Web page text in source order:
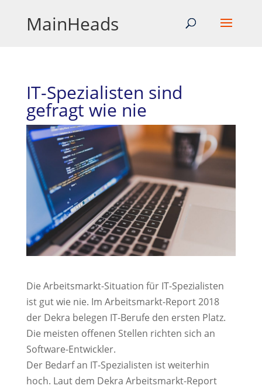
MainHeads
IT-Spezialisten sind
gefragt wie nie
Die Arbeitsmarkt-Situation für IT-Spezialisten
ist gut wie nie. Im Arbeitsmarkt-Report 2018
der Dekra belegen IT-Berufe den ersten Platz.
Die meisten offenen Stellen richten sich an
Software-Entwickler.
Der Bedarf an IT-Spezialisten ist weiterhin
hoch. Laut dem Dekra Arbeitsmarkt-Report